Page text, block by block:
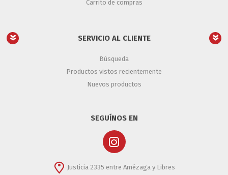
Carrito de compras
SERVICIO AL CLIENTE
Búsqueda
Productos vistos recientemente
Nuevos productos
SEGUÍNOS EN
Justicia 2335 entre Amézaga y Libres